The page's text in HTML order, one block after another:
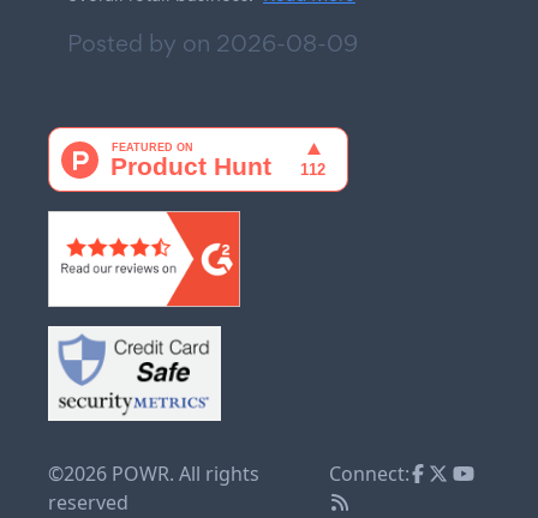
Posted by on 2026-08-09
©2026 POWR. All rights
reserved
Connect: